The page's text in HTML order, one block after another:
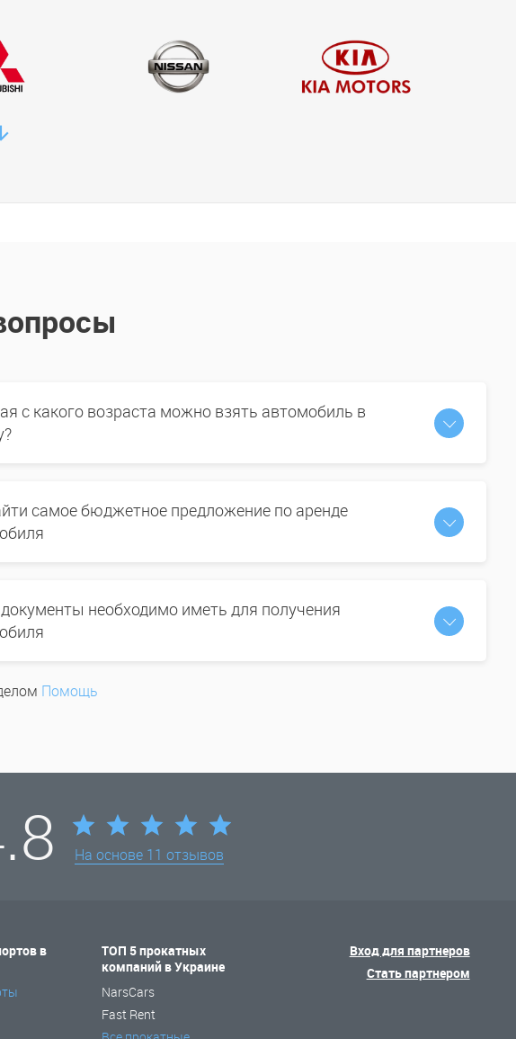
с какого возраста можно взять автомобиль в
самое бюджетное предложение по аренде
необходимо иметь для получения
Помощь
На основе 11 отзывов
в
ТОП 5 прокатных
компаний в Украине
NarsCars
Fast Rent
Вход для партнеров
Стать партнером